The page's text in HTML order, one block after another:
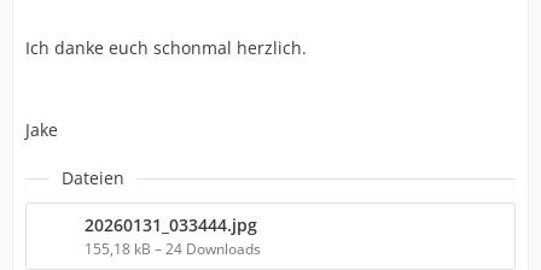
Ich danke euch schonmal herzlich.
Jake
Dateien
20260131_033444.jpg
155,18 kB – 24 Downloads